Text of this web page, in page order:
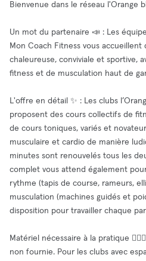
Bienvenue dans le réseau l'Orange
Un mot du partenaire 📣 : Les
Mon Coach Fitness vous accueillent
chaleureuse, conviviale et sportive,
fitness et de musculation haut de
L'offre en détail ✨ : Les clubs
proposent des cours collectifs de
de cours toniques, variés et
musculaire et cardio de manière
minutes sont renouvelés tous les
complet vous attend également
rythme (tapis de course, rameurs,
musculation (machines guidés et
disposition pour travailler chaque
Matériel nécessaire à la pratique
non fournie. Pour les clubs avec